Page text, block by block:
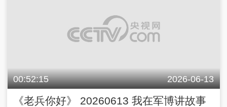
00:52:15 2026-06-13
《老兵你好》 20260613 我在军博讲故事